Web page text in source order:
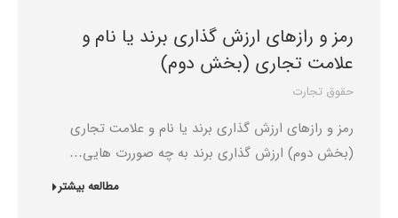
رمز و رازهای ارزش گذاری برند یا نام و
علامت تجاری (بخش دوم)
حقوق تجارت
رمز و رازهای ارزش گذاری برند یا نام و علامت تجاری
(بخش دوم) ارزش گذاری برند به چه صوررت هایی…
مطالعه بیشتر